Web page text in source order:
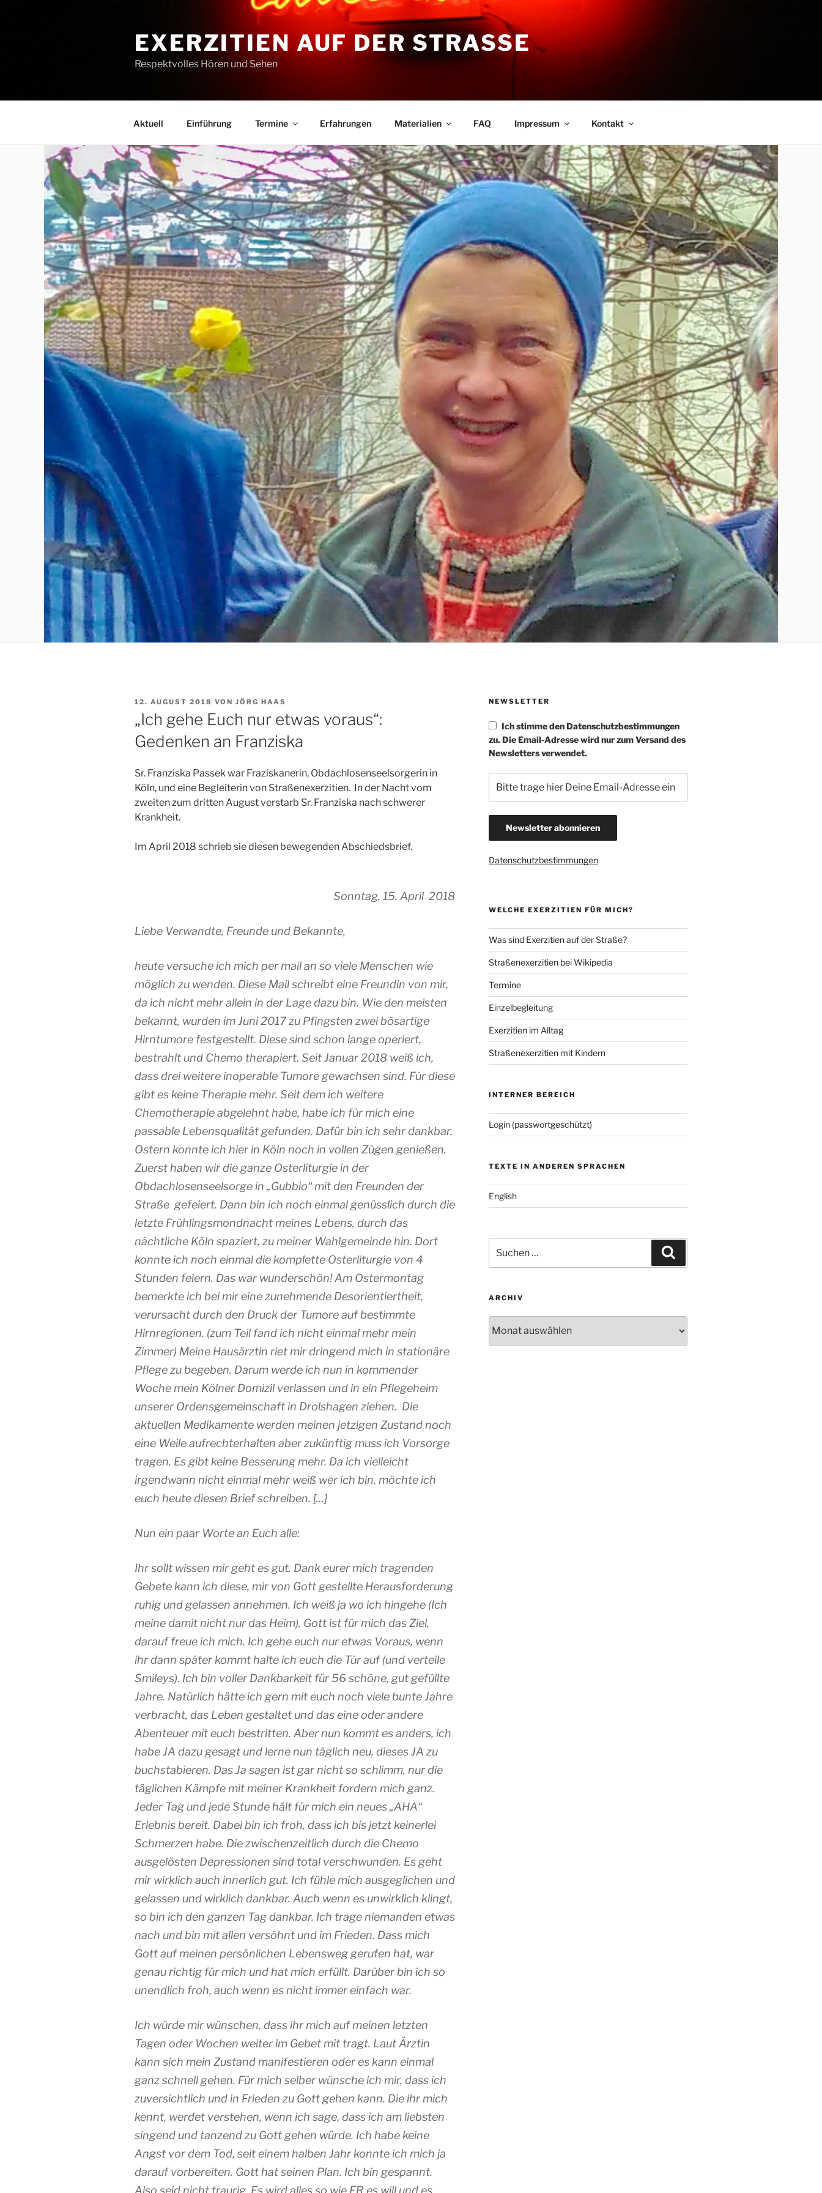
EXERZITIEN AUF DER STRASSE
Respektvolles Hören und Sehen
Aktuell Einführung Termine Erfahrungen Materialien FAQ Impressum Kontakt
VERÖFFENTLICHT
AM
12. AUGUST 2018 VON JÖRG HAAS
„Ich gehe Euch nur etwas voraus“:
Gedenken an Franziska
Sr. Franziska Passek war Fraziskanerin, Obdachlosenseelsorgerin in
Köln, und eine Begleiterin von Straßenexerzitien. In der Nacht vom
zweiten zum dritten August verstarb Sr. Franziska nach schwerer
Krankheit.
Im April 2018 schrieb sie diesen bewegenden Abschiedsbrief.
Sonntag, 15. April 2018
Liebe Verwandte, Freunde und Bekannte,
heute versuche ich mich per mail an so viele Menschen wie
möglich zu wenden. Diese Mail schreibt eine Freundin von mir,
da ich nicht mehr allein in der Lage dazu bin. Wie den meisten
bekannt, wurden im Juni 2017 zu Pfingsten zwei bösartige
Hirntumore festgestellt. Diese sind schon lange operiert,
bestrahlt und Chemo therapiert. Seit Januar 2018 weiß ich,
dass drei weitere inoperable Tumore gewachsen sind. Für diese
gibt es keine Therapie mehr. Seit dem ich weitere
Chemotherapie abgelehnt habe, habe ich für mich eine
passable Lebensqualität gefunden. Dafür bin ich sehr dankbar.
Ostern konnte ich hier in Köln noch in vollen Zügen genießen.
Zuerst haben wir die ganze Osterliturgie in der
Obdachlosenseelsorge in „Gubbio“ mit den Freunden der
Straße gefeiert. Dann bin ich noch einmal genüsslich durch die
letzte Frühlingsmondnacht meines Lebens, durch das
nächtliche Köln spaziert, zu meiner Wahlgemeinde hin. Dort
konnte ich noch einmal die komplette Osterliturgie von 4
Stunden feiern. Das war wunderschön! Am Ostermontag
bemerkte ich bei mir eine zunehmende Desorientiertheit,
verursacht durch den Druck der Tumore auf bestimmte
Hirnregionen. (zum Teil fand ich nicht einmal mehr mein
Zimmer) Meine Hausärztin riet mir dringend mich in stationäre
Pflege zu begeben. Darum werde ich nun in kommender
Woche mein Kölner Domizil verlassen und in ein Pflegeheim
unserer Ordensgemeinschaft in Drolshagen ziehen. Die
aktuellen Medikamente werden meinen jetzigen Zustand noch
eine Weile aufrechterhalten aber zukünftig muss ich Vorsorge
tragen. Es gibt keine Besserung mehr. Da ich vielleicht
irgendwann nicht einmal mehr weiß wer ich bin, möchte ich
euch heute diesen Brief schreiben. […]
Nun ein paar Worte an Euch alle:
Ihr sollt wissen mir geht es gut. Dank eurer mich tragenden
Gebete kann ich diese, mir von Gott gestellte Herausforderung
ruhig und gelassen annehmen. Ich weiß ja wo ich hingehe (Ich
meine damit nicht nur das Heim). Gott ist für mich das Ziel,
darauf freue ich mich. Ich gehe euch nur etwas Voraus, wenn
ihr dann später kommt halte ich euch die Tür auf (und verteile
Smileys). Ich bin voller Dankbarkeit für 56 schöne, gut gefüllte
Jahre. Natürlich hätte ich gern mit euch noch viele bunte Jahre
verbracht, das Leben gestaltet und das eine oder andere
Abenteuer mit euch bestritten. Aber nun kommt es anders, ich
habe JA dazu gesagt und lerne nun täglich neu, dieses JA zu
buchstabieren. Das Ja sagen ist gar nicht so schlimm, nur die
täglichen Kämpfe mit meiner Krankheit fordern mich ganz.
Jeder Tag und jede Stunde hält für mich ein neues „AHA“
Erlebnis bereit. Dabei bin ich froh, dass ich bis jetzt keinerlei
Schmerzen habe. Die zwischenzeitlich durch die Chemo
ausgelösten Depressionen sind total verschwunden. Es geht
mir wirklich auch innerlich gut. Ich fühle mich ausgeglichen und
gelassen und wirklich dankbar. Auch wenn es unwirklich klingt,
so bin ich den ganzen Tag dankbar. Ich trage niemanden etwas
nach und bin mit allen versöhnt und im Frieden. Dass mich
Gott auf meinen persönlichen Lebensweg gerufen hat, war
genau richtig für mich und hat mich erfüllt. Darüber bin ich so
unendlich froh, auch wenn es nicht immer einfach war.
Ich würde mir wünschen, dass ihr mich auf meinen letzten
Tagen oder Wochen weiter im Gebet mit tragt. Laut Ärztin
kann sich mein Zustand manifestieren oder es kann einmal
ganz schnell gehen. Für mich selber wünsche ich mir, dass ich
zuversichtlich und in Frieden zu Gott gehen kann. Die ihr mich
kennt, werdet verstehen, wenn ich sage, dass ich am liebsten
singend und tanzend zu Gott gehen würde. Ich habe keine
Angst vor dem Tod, seit einem halben Jahr konnte ich mich ja
darauf vorbereiten. Gott hat seinen Plan. Ich bin gespannt.
Also seid nicht traurig. Es wird alles so wie ER es will und es
NEWSLETTER
Ich stimme den Datenschutzbestimmungen
zu. Die Email-Adresse wird nur zum Versand des
Newsletters verwendet.
Datenschutzbestimmungen
WELCHE EXERZITIEN FÜR MICH?
Was sind Exerzitien auf der Straße?
Straßenexerzitien bei Wikipedia
Termine
Einzelbegleitung
Exerzitien im Alltag
Straßenexerzitien mit Kindern
INTERNER BEREICH
Login (passwortgeschützt)
TEXTE IN ANDEREN SPRACHEN
English
nach:
ARCHIV